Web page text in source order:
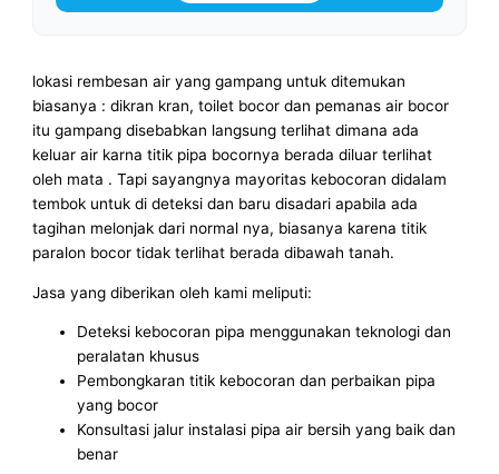
lokasi rembesan air yang gampang untuk ditemukan
biasanya : dikran kran, toilet bocor dan pemanas air bocor
itu gampang disebabkan langsung terlihat dimana ada
keluar air karna titik pipa bocornya berada diluar terlihat
oleh mata . Tapi sayangnya mayoritas kebocoran didalam
tembok untuk di deteksi dan baru disadari apabila ada
tagihan melonjak dari normal nya, biasanya karena titik
paralon bocor tidak terlihat berada dibawah tanah.
Jasa yang diberikan oleh kami meliputi:
Deteksi kebocoran pipa menggunakan teknologi dan
peralatan khusus
Pembongkaran titik kebocoran dan perbaikan pipa
yang bocor
Konsultasi jalur instalasi pipa air bersih yang baik dan
benar